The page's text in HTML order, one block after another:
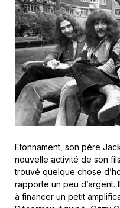
Etonnament, son père
nouvelle activité de son
trouvé quelque chose
rapporte un peu d’argent.
à financer un petit